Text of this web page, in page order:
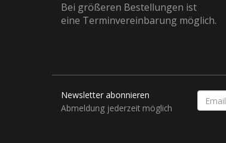
Bei größeren Bestellungen ist
eine Terminvereinbarung möglich.
Newsletter abonnieren
Abmeldung jederzeit möglich
EMAIL-
ADRESSE